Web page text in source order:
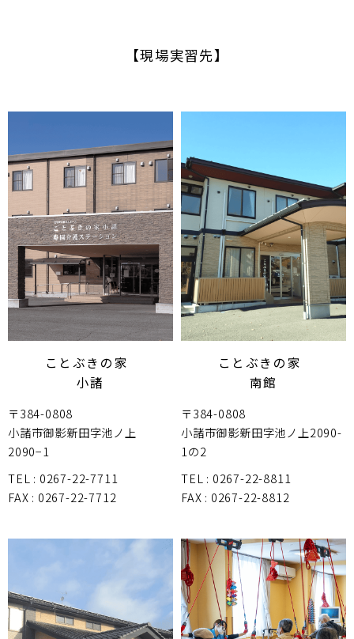
【現場実習先】
ことぶきの家
小諸
〒384-0808
小諸市御影新田字池ノ上
2090−1
TEL : 0267-22-7711
FAX : 0267-22-7712
ことぶきの家
南館
〒384-0808
小諸市御影新田字池ノ上2090-
1の2
TEL : 0267-22-8811
FAX : 0267-22-8812